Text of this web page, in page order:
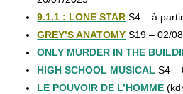
9.1.1 : LONE STAR S4 – à
GREY’S ANATOMY S19 – 02/
ONLY MURDER IN THE
HIGH SCHOOL MUSICAL S4 –
LE POUVOIR DE L’HOMME